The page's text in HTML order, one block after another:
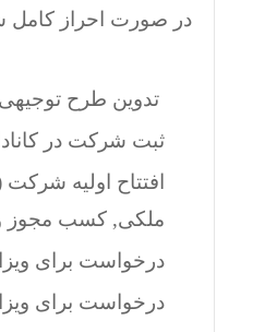
در صورت احراز کامل
تدوین طرح توجیهی
ثبت شرکت در
افتتاح اولیه
ملکی, کسب مجوز
درخواست برای
درخواست برای